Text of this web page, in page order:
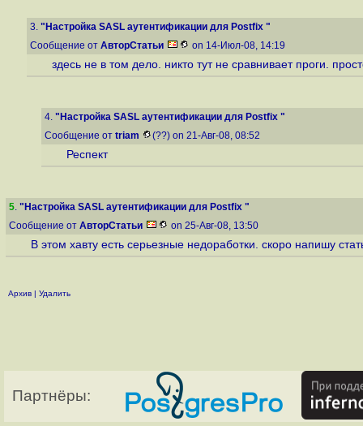
3. "Настройка SASL аутентификации для Postfix "
Сообщение от АвторСтатьи on 14-Июл-08, 14:19
здесь не в том дело. никто тут не сравнивает проги.
4. "Настройка SASL аутентификации для Postfix "
Сообщение от triam (??) on 21-Авг-08, 08:52
Респект
5. "Настройка SASL аутентификации для Postfix "
Сообщение от АвторСтатьи on 25-Авг-08, 13:50
В этом хавту есть серьезные недоработки. скоро напишу
Архив | Удалить
Партнёры: